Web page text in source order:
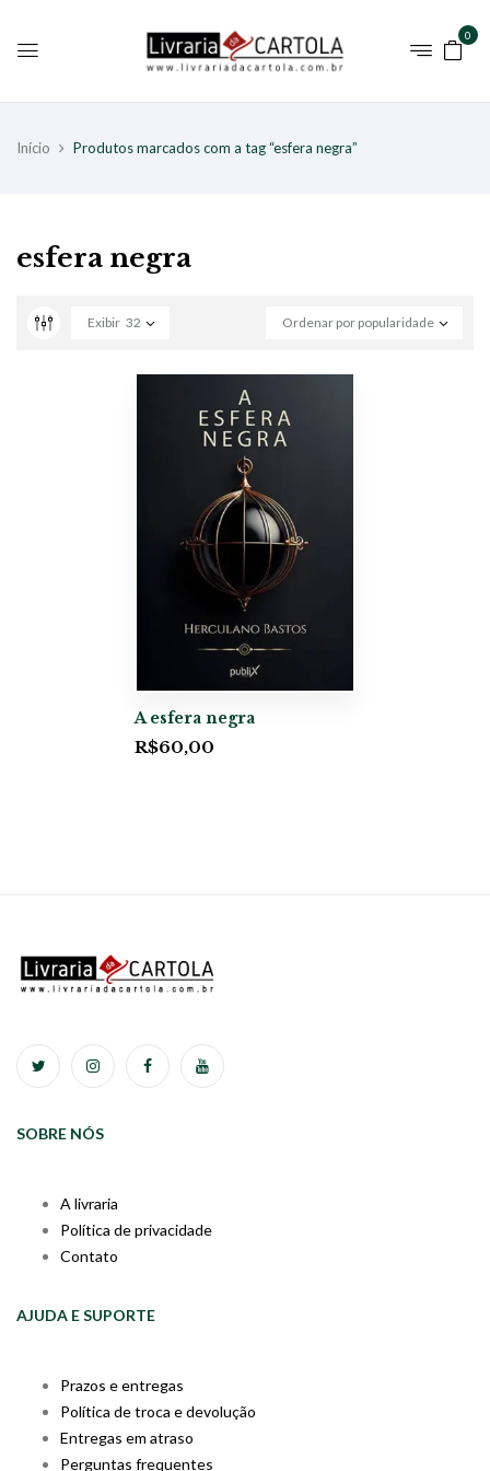
0
Início Produtos marcados com a tag “esfera negra”
esfera negra
Ordenar por popularidade
Exibir 32
A esfera negra
R$60,00
SOBRE NÓS
A livraria
Política de privacidade
Contato
AJUDA E SUPORTE
Prazos e entregas
Política de troca e devolução
Entregas em atraso
Perguntas frequentes